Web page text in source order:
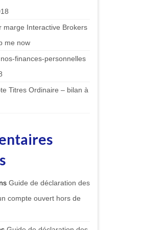
marge Interactive Brokers
me now
finances-personnelles
Titres Ordinaire – bilan à
Guide de déclaration des
compte ouvert hors de